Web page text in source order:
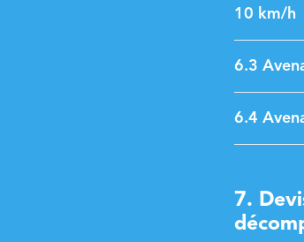
10 km/h
6.3
6.4
7.